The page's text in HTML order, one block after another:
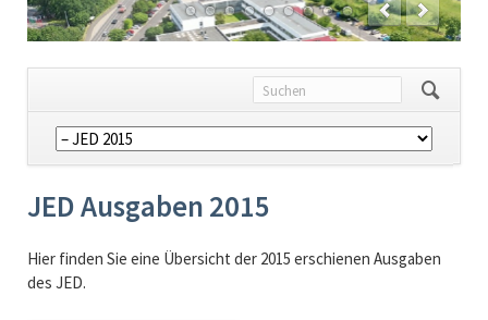
Navigation
überspringen
JED Ausgaben 2015
Hier finden Sie eine Übersicht der 2015 erschienen Ausgaben
des JED.